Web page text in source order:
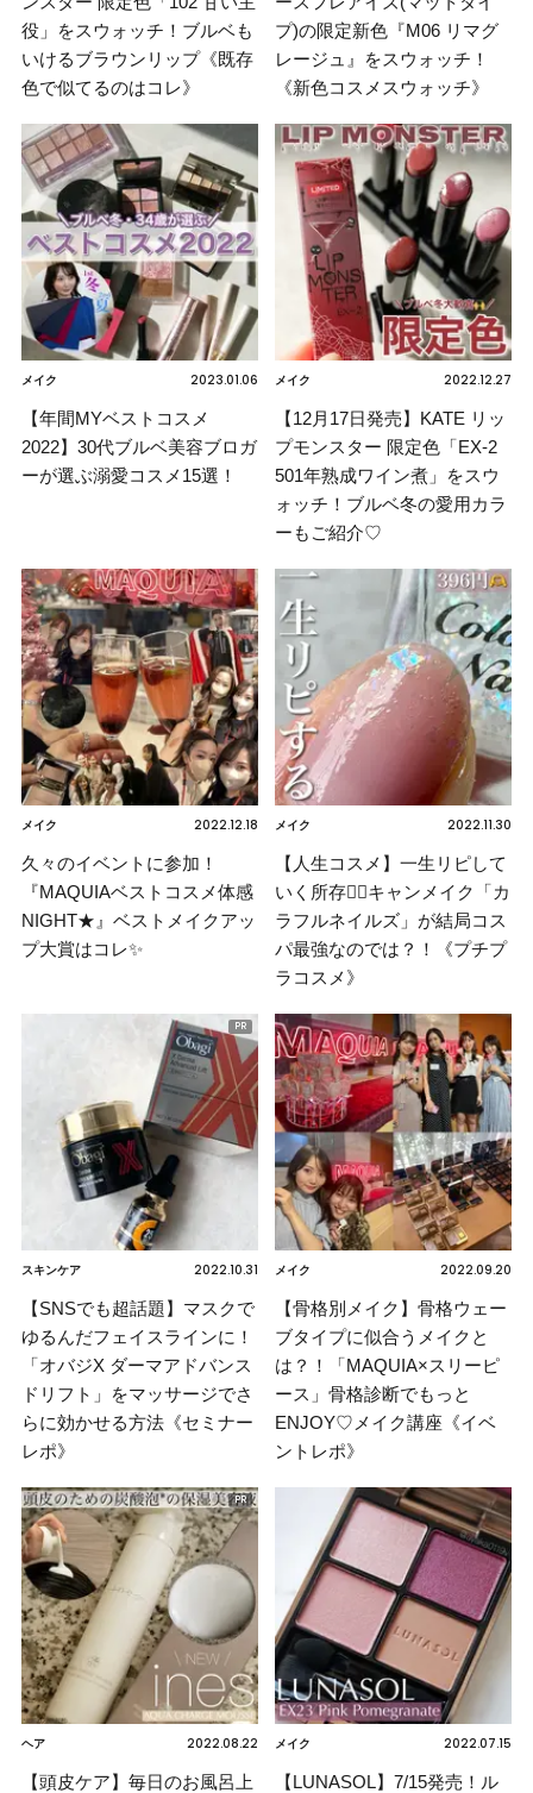
役」をスウォッチ！ブルベも
いけるブラウンリップ《既存
色で似てるのはコレ》
プ)の限定新色『M06 リマグ
レージュ』をスウォッチ！
《新色コスメスウォッチ》
メイク 2023.01.06
【年間MYベストコスメ
2022】30代ブルベ美容ブロガ
ーが選ぶ溺愛コスメ15選！
メイク 2022.12.27
【12月17日発売】KATE リッ
プモンスター 限定色「EX-2
501年熟成ワイン煮」をスウ
ォッチ！ブルベ冬の愛用カラ
ーもご紹介♡
メイク 2022.12.18
久々のイベントに参加！
『MAQUIAベストコスメ体感
NIGHT★』ベストメイクアッ
プ大賞はコレ✨
メイク 2022.11.30
【人生コスメ】一生リピして
いく所存❤️‍🔥キャンメイク「カ
ラフルネイルズ」が結局コス
パ最強なのでは？！《プチプ
ラコスメ》
スキンケア 2022.10.31
【SNSでも超話題】マスクで
ゆるんだフェイスラインに！
「オバジX ダーマアドバンス
ドリフト」をマッサージでさ
らに効かせる方法《セミナー
レポ》
メイク 2022.09.20
【骨格別メイク】骨格ウェー
ブタイプに似合うメイクと
は？！「MAQUIA×スリーピ
ース」骨格診断でもっと
ENJOY♡メイク講座《イベ
ントレポ》
ヘア 2022.08.22
【頭皮ケア】毎日のお風呂上
メイク 2022.07.15
【LUNASOL】7/15発売！ル